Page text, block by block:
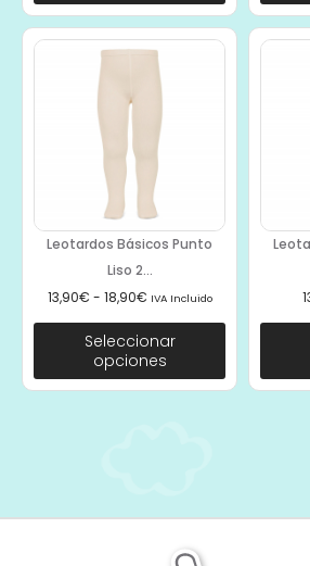
Leotardos Básicos Punto
Liso 2...
13,90€ - 18,90€ IVA Incluido
Seleccionar
opciones